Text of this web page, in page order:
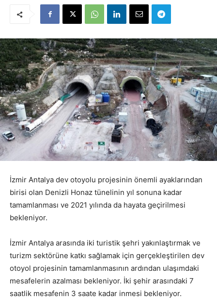
İzmir Antalya dev otoyolu projesinin önemli ayaklarından
birisi olan Denizli Honaz tünelinin yıl sonuna kadar
tamamlanması ve 2021 yılında da hayata geçirilmesi
bekleniyor.
İzmir Antalya arasında iki turistik şehri yakınlaştırmak ve
turizm sektörüne katkı sağlamak için gerçekleştirilen dev
otoyol projesinin tamamlanmasının ardından ulaşımdaki
mesafelerin azalması bekleniyor. İki şehir arasındaki 7
saatlik mesafenin 3 saate kadar inmesi bekleniyor.